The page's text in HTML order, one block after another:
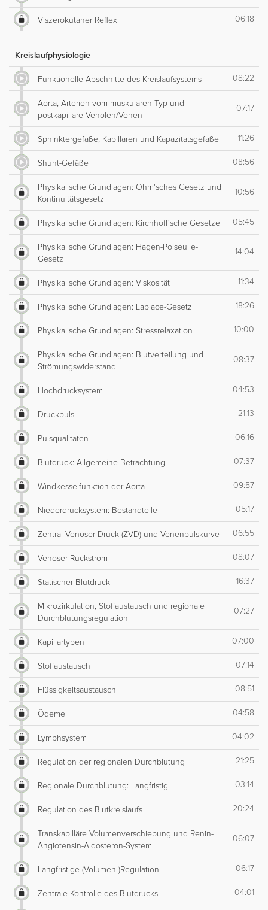
Viszerokutaner Reflex 06:18
Kreislaufphysiologie
Funktionelle Abschnitte des Kreislaufsystems 08:22
Aorta, Arterien vom muskulären Typ und
postkapilläre Venolen/Venen
07:17
Sphinktergefäße, Kapillaren und Kapazitätsgefäße 11:26
Shunt-Gefäße 08:56
Physikalische Grundlagen: Ohm'sches Gesetz und
Kontinuitätsgesetz
10:56
Physikalische Grundlagen: Kirchhoff'sche Gesetze 05:45
Physikalische Grundlagen: Hagen-Poiseulle-
Gesetz
14:04
Physikalische Grundlagen: Viskosität 11:34
Physikalische Grundlagen: Laplace-Gesetz 18:26
Physikalische Grundlagen: Stressrelaxation 10:00
Physikalische Grundlagen: Blutverteilung und
Strömungswiderstand
08:37
Hochdrucksystem 04:53
Druckpuls 21:13
Pulsqualitäten 06:16
Blutdruck: Allgemeine Betrachtung 07:37
Windkesselfunktion der Aorta 09:57
Niederdrucksystem: Bestandteile 05:17
Zentral Venöser Druck (ZVD) und Venenpulskurve 06:55
Venöser Rückstrom 08:07
Statischer Blutdruck 16:37
Mikrozirkulation, Stoffaustausch und regionale
Durchblutungsregulation
07:27
Kapillartypen 07:00
Stoffaustausch 07:14
Flüssigkeitsaustausch 08:51
Ödeme 04:58
Lymphsystem 04:02
Regulation der regionalen Durchblutung 21:25
Regionale Durchblutung: Langfristig 03:14
Regulation des Blutkreislaufs 20:24
Transkapilläre Volumenverschiebung und Renin-
Angiotensin-Aldosteron-System
06:07
Langfristige (Volumen-)Regulation 06:17
Zentrale Kontrolle des Blutdrucks 04:01